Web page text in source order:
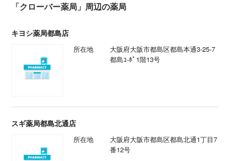
「クローバー薬局」周辺の薬局
キヨシ薬局都島店
所在地
大阪府大阪市都島区都島本通3-25-7
都島ｺ-ﾎﾟ1階13号
スギ薬局都島北通店
所在地
大阪府大阪市都島区都島北通1丁目7
番12号